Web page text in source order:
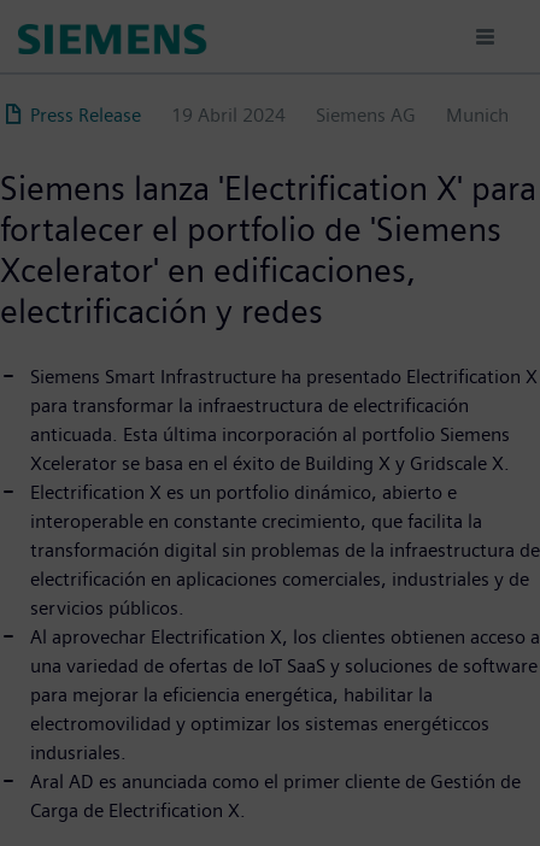
principal
Press Release 19 Abril 2024 Siemens AG Munich
Siemens lanza 'Electrification X' para
fortalecer el portfolio de 'Siemens
Xcelerator' en edificaciones,
electrificación y redes
Siemens Smart Infrastructure ha presentado Electrification X
para transformar la infraestructura de electrificación
anticuada. Esta última incorporación al portfolio Siemens
Xcelerator se basa en el éxito de Building X y Gridscale X.
Electrification X es un portfolio dinámico, abierto e
interoperable en constante crecimiento, que facilita la
transformación digital sin problemas de la infraestructura de
electrificación en aplicaciones comerciales, industriales y de
servicios públicos.
Al aprovechar Electrification X, los clientes obtienen acceso a
una variedad de ofertas de IoT SaaS y soluciones de software
para mejorar la eficiencia energética, habilitar la
electromovilidad y optimizar los sistemas energéticcos
indusriales.
Aral AD es anunciada como el primer cliente de Gestión de
Carga de Electrification X.